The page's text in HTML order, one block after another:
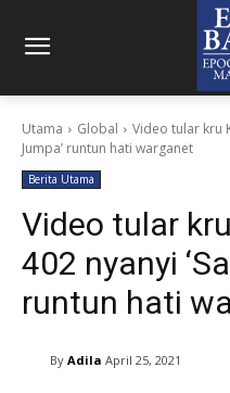
Utama Global
Video tular kru
Jumpa’ runtun hati warganet
Berita Utama
Video tular
402 nyanyi
runtun hati
By Adila April 25, 2021